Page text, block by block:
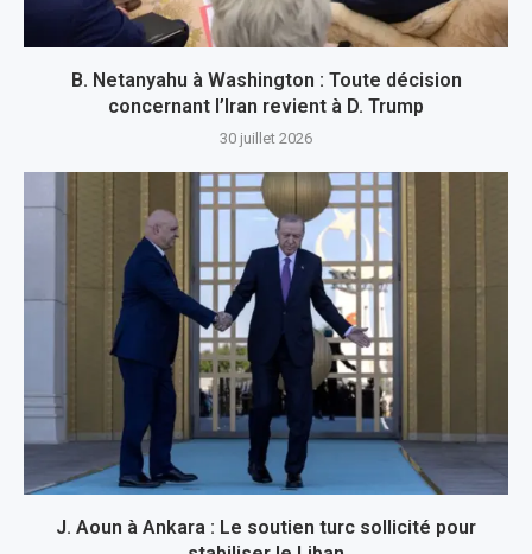
B. Netanyahu à Washington : Toute décision
concernant l’Iran revient à D. Trump
30 juillet 2026
J. Aoun à Ankara : Le soutien turc sollicité pour